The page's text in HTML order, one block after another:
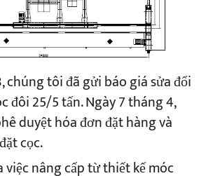
chúng tôi đã gửi báo giá sửa đổi
đôi 25/5 tấn. Ngày 7 tháng 4,
duyệt hóa đơn đặt hàng và
cọc.
nâng cấp từ thiết kế móc